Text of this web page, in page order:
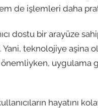
de işlemleri daha
dostu bir arayüze
teknolojiye aşina
önemliyken,
hayatını